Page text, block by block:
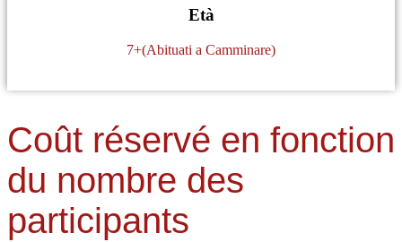
Età
7+(Abituati a Camminare)
Coût réservé en fonction
du nombre des
participants